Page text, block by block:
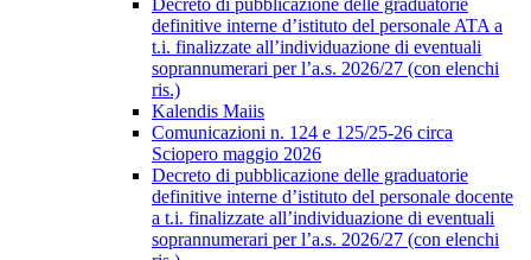
Decreto di pubblicazione delle graduatorie
definitive interne d’istituto del personale ATA a
t.i. finalizzate all’individuazione di eventuali
soprannumerari per l’a.s. 2026/27 (con elenchi
ris.)
Kalendis Maiis
Comunicazioni n. 124 e 125/25-26 circa
Sciopero maggio 2026
Decreto di pubblicazione delle graduatorie
definitive interne d’istituto del personale docente
a t.i. finalizzate all’individuazione di eventuali
soprannumerari per l’a.s. 2026/27 (con elenchi